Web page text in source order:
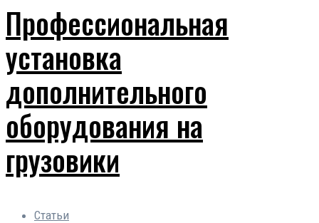
Профессиональная
установка
дополнительного
оборудования на
грузовики
Статьи